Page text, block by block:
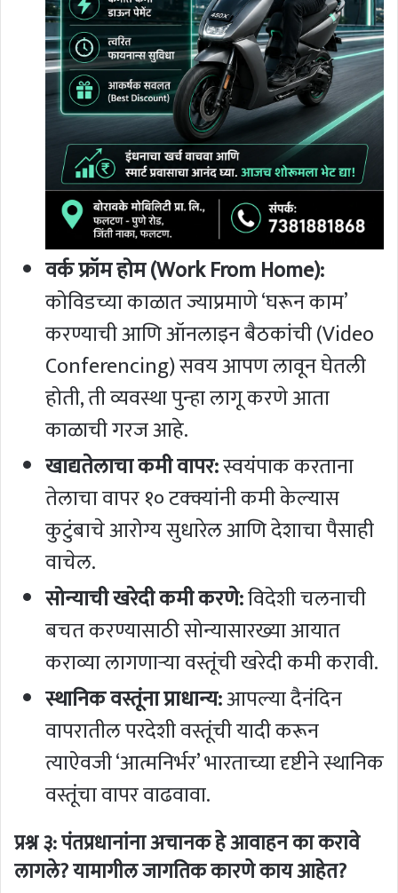
वर्क फ्रॉम होम (Work From Home):
कोविडच्या काळात ज्याप्रमाणे ‘घरून काम’
करण्याची आणि ऑनलाइन बैठकांची (Video
Conferencing) सवय आपण लावून घेतली
होती, ती व्यवस्था पुन्हा लागू करणे आता
काळाची गरज आहे.
खाद्यतेलाचा कमी वापर:स्वयंपाक करताना
तेलाचा वापर १० टक्क्यांनी कमी केल्यास
कुटुंबाचे आरोग्य सुधारेल आणि देशाचा पैसाही
वाचेल.
सोन्याची खरेदी कमी करणे:विदेशी चलनाची
बचत करण्यासाठी सोन्यासारख्या आयात
कराव्या लागणाऱ्या वस्तूंची खरेदी कमी करावी.
स्थानिक वस्तूंना प्राधान्य:आपल्या दैनंदिन
वापरातील परदेशी वस्तूंची यादी करून
त्याऐवजी ‘आत्मनिर्भर’ भारताच्या दृष्टीने स्थानिक
वस्तूंचा वापर वाढवावा.
प्रश्न ३: पंतप्रधानांना अचानक हे आवाहन का करावे
लागले? यामागील जागतिक कारणे काय आहेत?